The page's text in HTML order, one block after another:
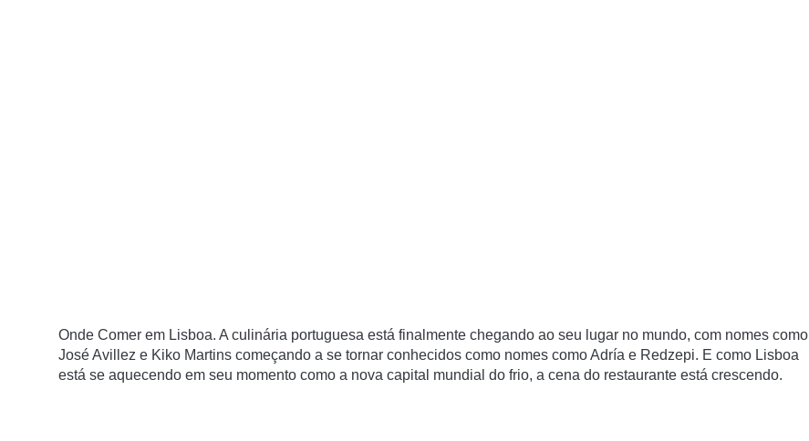
Onde Comer em Lisboa. A culinária portuguesa está finalmente chegando ao seu lugar no mundo, com nomes como
José Avillez e Kiko Martins começando a se tornar conhecidos como nomes como Adría e Redzepi. E como Lisboa
está se aquecendo em seu momento como a nova capital mundial do frio, a cena do restaurante está crescendo.